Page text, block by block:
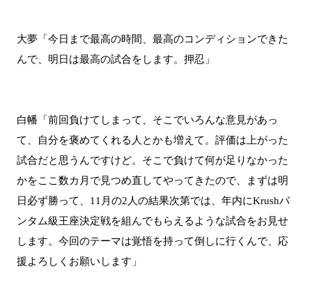
大夢「今日まで最高の時間、最高のコンディションできた
んで、明日は最高の試合をします。押忍」
白幡「前回負けてしまって、そこでいろんな意見があっ
て、自分を褒めてくれる人とかも増えて。評価は上がった
試合だと思うんですけど。そこで負けて何が足りなかった
かをここ数カ月で見つめ直してやってきたので、まずは明
日必ず勝って、11月の2人の結果次第では、年内にKrushバ
ンタム級王座決定戦を組んでもらえるような試合をお見せ
します。今回のテーマは覚悟を持って倒しに行くんで、応
援よろしくお願いします」